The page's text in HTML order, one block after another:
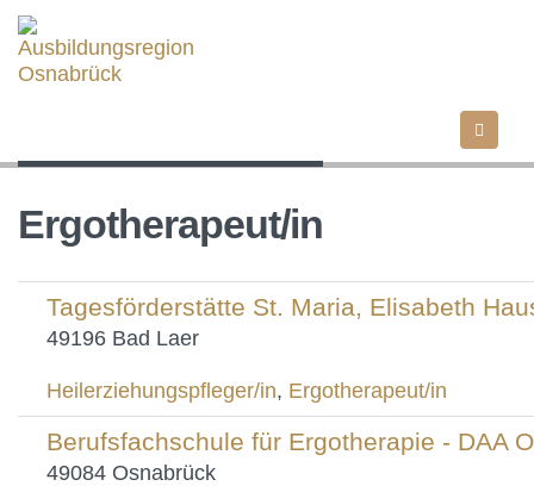
Direkt
zum
Inhalt
Ergotherapeut/in
Tagesförderstätte St. Maria, Elisabeth
49196 Bad Laer
Heilerziehungspfleger/in, Ergotherapeut/in
Berufsfachschule für Ergotherapie - DAA
49084 Osnabrück